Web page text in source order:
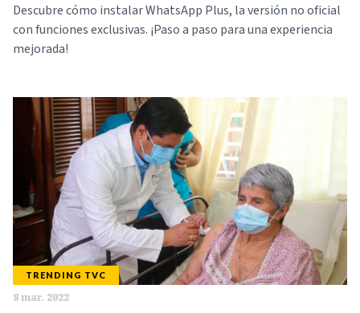
Descubre cómo instalar WhatsApp Plus, la versión no oficial
con funciones exclusivas. ¡Paso a paso para una experiencia
mejorada!
TRENDING TVC
8 mar. 2022